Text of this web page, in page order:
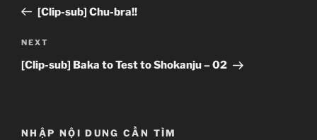
Post[Clip-sub] Chu-bra!!
Next
Post
NEXT
[Clip-sub] Baka to Test to Shokanju – 02
NHẬP NỘI DUNG CẦN TÌM